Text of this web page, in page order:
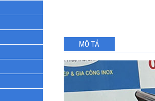
MÔ TẢ